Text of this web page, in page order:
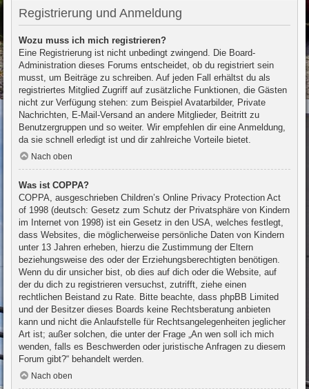
Registrierung und Anmeldung
Wozu muss ich mich registrieren?
Eine Registrierung ist nicht unbedingt zwingend. Die Board-
Administration dieses Forums entscheidet, ob du registriert sein
musst, um Beiträge zu schreiben. Auf jeden Fall erhältst du als
registriertes Mitglied Zugriff auf zusätzliche Funktionen, die Gästen
nicht zur Verfügung stehen: zum Beispiel Avatarbilder, Private
Nachrichten, E-Mail-Versand an andere Mitglieder, Beitritt zu
Benutzergruppen und so weiter. Wir empfehlen dir eine Anmeldung,
da sie schnell erledigt ist und dir zahlreiche Vorteile bietet.
Nach oben
Was ist COPPA?
COPPA, ausgeschrieben Children’s Online Privacy Protection Act
of 1998 (deutsch: Gesetz zum Schutz der Privatsphäre von Kindern
im Internet von 1998) ist ein Gesetz in den USA, welches festlegt,
dass Websites, die möglicherweise persönliche Daten von Kindern
unter 13 Jahren erheben, hierzu die Zustimmung der Eltern
beziehungsweise des oder der Erziehungsberechtigten benötigen.
Wenn du dir unsicher bist, ob dies auf dich oder die Website, auf
der du dich zu registrieren versuchst, zutrifft, ziehe einen
rechtlichen Beistand zu Rate. Bitte beachte, dass phpBB Limited
und der Besitzer dieses Boards keine Rechtsberatung anbieten
kann und nicht die Anlaufstelle für Rechtsangelegenheiten jeglicher
Art ist; außer solchen, die unter der Frage „An wen soll ich mich
wenden, falls es Beschwerden oder juristische Anfragen zu diesem
Forum gibt?“ behandelt werden.
Nach oben